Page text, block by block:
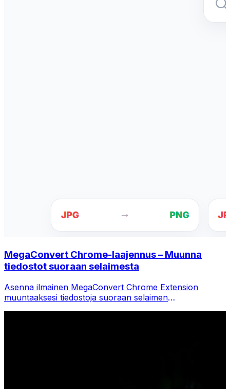
MegaConvert Chrome-laajennus – Muunna
tiedostot suoraan selaimesta
Asenna ilmainen MegaConvert Chrome Extension
muuntaaksesi tiedostoja suoraan selaimen